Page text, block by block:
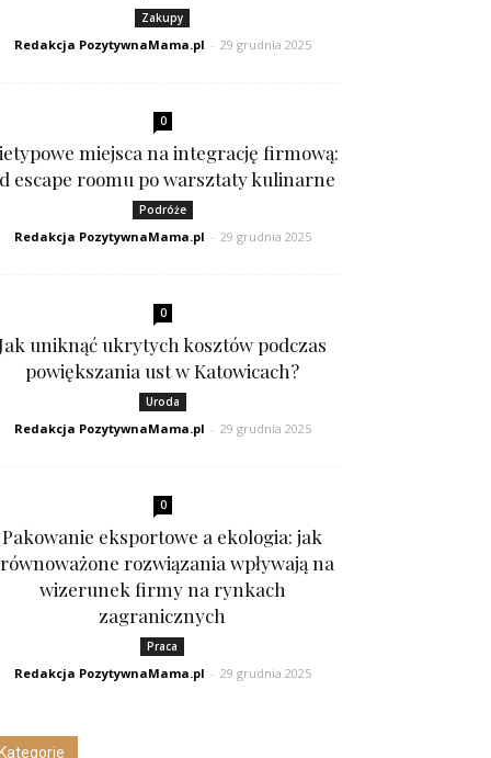
Zakupy
Redakcja PozytywnaMama.pl - 29 grudnia 2025
0
miejsca na integrację firmową:
escape roomu po warsztaty kulinarne
Podróże
Redakcja PozytywnaMama.pl - 29 grudnia 2025
0
uniknąć ukrytych kosztów podczas
powiększania ust w Katowicach?
Uroda
Redakcja PozytywnaMama.pl - 29 grudnia 2025
0
Pakowanie eksportowe a ekologia: jak
rozwiązania wpływają na
wizerunek firmy na rynkach
zagranicznych
Praca
Redakcja PozytywnaMama.pl - 29 grudnia 2025
Kategorie